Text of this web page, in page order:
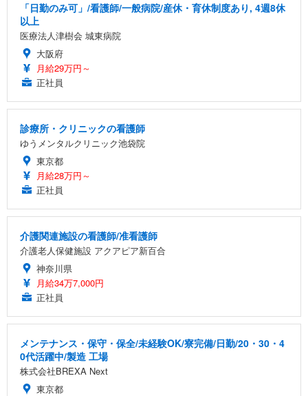
「日勤のみ可」/看護師/一般病院/産休・育休制度あり, 4週8休
以上
医療法人津樹会 城東病院
大阪府
月給29万円～
正社員
診療所・クリニックの看護師
ゆうメンタルクリニック池袋院
東京都
月給28万円～
正社員
介護関連施設の看護師/准看護師
介護老人保健施設 アクアピア新百合
神奈川県
月給34万7,000円
正社員
メンテナンス・保守・保全/未経験OK/寮完備/日勤/20・30・4
0代活躍中/製造 工場
株式会社BREXA Next
東京都